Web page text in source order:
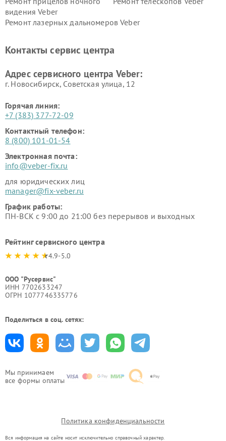
Мы принимаем
все формы оплаты
видения Veber
Ремонт лазерных дальномеров Veber
Контакты сервис центра
Адрес сервисного центра Veber:
г. Новосибирск, Советская улица, 12
Горячая линия:
+7 (383) 377-72-09
Контактный телефон:
8 (800) 101-01-54
Электронная почта:
info@veber-fix.ru
для юридических лиц
manager@fix-veber.ru
График работы:
ПН-ВСК с 9:00 до 21:00 без перерывов и выходных
Рейтинг сервисного центра
4.9-5.0
ООО "Русервис"
ИНН 7702633247
ОГРН 1077746335776
Поделиться в соц. сетях:
Политика конфиденциальности
Вся информация на сайте носит исключительно справочный характер.